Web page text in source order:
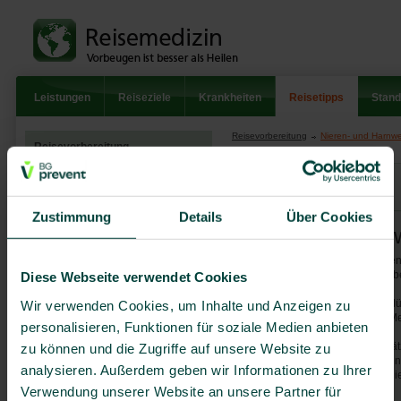
Zustimmung Details Über Cookies
Diese Webseite verwendet Cookies
Wir verwenden Cookies, um Inhalte und Anzeigen zu
personalisieren, Funktionen für soziale Medien anbieten
zu können und die Zugriffe auf unsere Website zu
analysieren. Außerdem geben wir Informationen zu Ihrer
Verwendung unserer Website an unsere Partner für
Leistungen Reiseziele Krankheiten Reisetipps
Reisevorbereitung
Allergien
Allgemeine Hinweise
Augenkrankheiten
von Schwangeren und mit
Besonderheiten der
Reiseplanung für behinderte
Die häufigsten Krankheiten
Ohrenerkrankungen
Reisevorbereitung Nieren- und
Nieren- und
Niereninsuffizienz bedeutet für
Reisefähigkeit ist vorher mit dem
Chronische Pyelonephritiden
Nierenfunktion, entsprechender
Nierensteine führen nicht
allerdings Beobachtungen, dass
Nierenkoliken bei Patienten mit